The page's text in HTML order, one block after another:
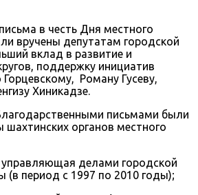
в честь Дня местного
вручены депутатам городской
вклад в развитие и
поддержку инициатив
Роману Гусеву,
Хиникадзе.
письмами были
органов местного
делами городской
период с 1997 по 2010 годы);